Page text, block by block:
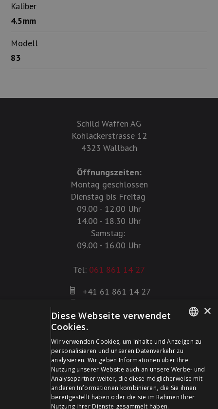
Kaliber
4.5mm
Modell
83
Schild Waffen AG
Kohlackerstrasse 12
4323 Wallbach
Öffnungszeiten:
Montag geschlossen
Dienstag bis Freitag
09.00 - 12.00 Uhr
14.00 - 18.30 Uhr
Samstag:
09.00 - 16.00 Uhr
Tel: 061 861 14 27
+41 61 861 14 27
info@schildwaffen.ch
Zahlungsmittel
FRENCH
×
Diese Webseite verwendet
Cookies.
Wir verwenden Cookies, um Inhalte und Anzeigen zu
personalisieren und unseren Datenverkehr zu
analysieren. Wir geben Informationen über Ihre
Nutzung unserer Website auch an unsere Werbe- und
Analysepartner weiter, die diese möglicherweise mit
anderen Informationen kombinieren, die Sie ihnen
bereitgestellt haben oder die sie im Rahmen Ihrer
Nutzung ihrer Dienste gesammelt haben.